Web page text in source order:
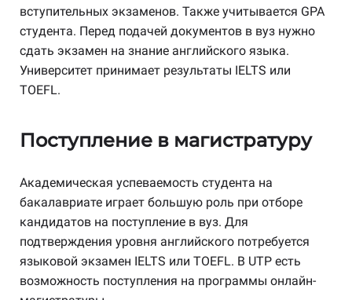
вступительных экзаменов. Также учитывается GPA
студента. Перед подачей документов в вуз нужно
сдать экзамен на знание английского языка.
Университет принимает результаты IELTS или
TOEFL.
Поступление в магистратуру
Академическая успеваемость студента на
бакалавриате играет большую роль при отборе
кандидатов на поступление в вуз. Для
подтверждения уровня английского потребуется
языковой экзамен IELTS или TOEFL. В UTP есть
возможность поступления на программы онлайн-